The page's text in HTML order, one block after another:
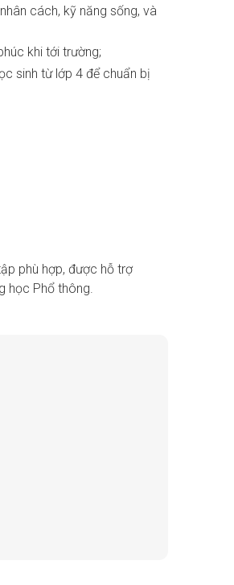
cách, kỹ năng sống, và
khi tới trường;
sinh từ lớp 4 để chuẩn bị
phù hợp, được hỗ trợ
học Phổ thông.